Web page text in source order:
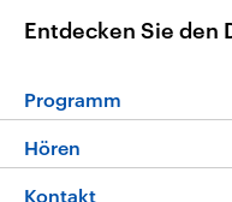
Entdecken Sie den
Programm
Programm
Hören
Livestream
Kontakt